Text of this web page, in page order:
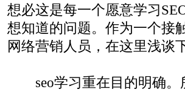
想必这是每一个愿意学习
想知道的问题。作为一个接
网络营销人员，在这里浅谈
seo学习重在目的明确。